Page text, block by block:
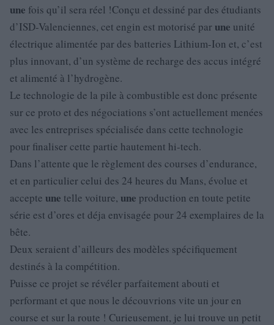
une fois qu’il sera réel !Conçu et dessiné par des étudiants
d’ISD-Valenciennes, cet engin est motorisé par une unité
électrique alimentée par des batteries Lithium-Ion et, c’est
plus innovant, d’un système de recharge des accus intégré
et alimenté à l’hydrogène.
Le technologie de la pile à combustible est donc présente
sur ce proto et des négociations s’ont actuellement menées
avec les entreprises spécialisée dans cette technologie
pour finaliser cette partie hautement hi-tech.
Dans l’attente que le règlement des courses d’endurance,
et en particulier celui des 24 heures du Mans, évolue et
accepte une telle voiture, une production en toute petite
série est d’ores et déja envisagée pour 24 exemplaires de la
bête.
Deux seraient d’ailleurs des modèles spécifiquement
destinés à la compétition.
Puisse ce projet se révéler parfaitement abouti et
performant et que nous le découvrions vite un jour en
course et sur la route ! Curieusement, je lui trouve un petit